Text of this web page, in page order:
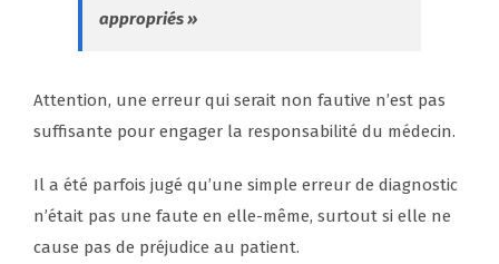
appropriés»
Attention, une erreur qui serait non fautive n’est pas
suffisante pour engager la responsabilité du médecin.
Il a été parfois jugé qu’une simple erreur de diagnostic
n’était pas une faute en elle-même, surtout si elle ne
cause pas de préjudice au patient.